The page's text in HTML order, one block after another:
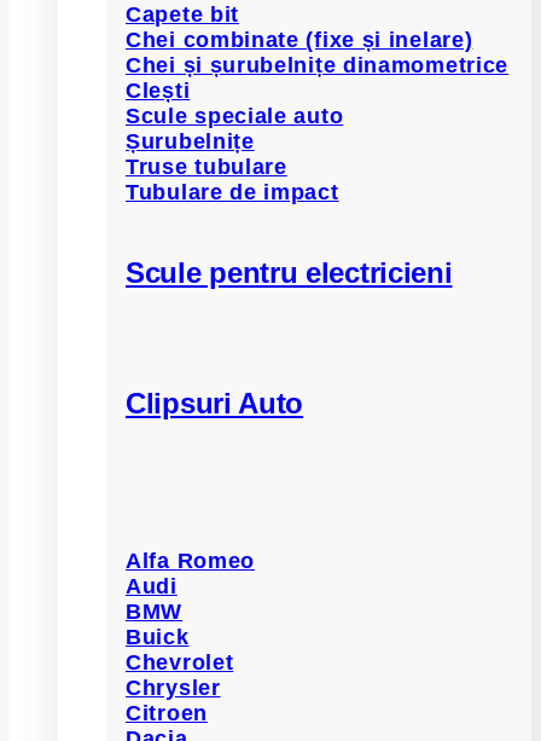
Capete bit
Chei combinate (fixe și inelare)
Chei și șurubelnițe dinamometrice
Clești
Scule speciale auto
Șurubelnițe
Truse tubulare
Tubulare de impact
Scule pentru electricieni
Clipsuri Auto
Alfa Romeo
Audi
BMW
Buick
Chevrolet
Chrysler
Citroen